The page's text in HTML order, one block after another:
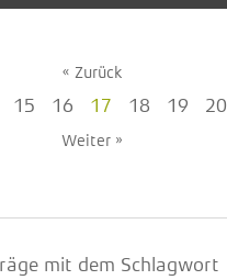
« Zurück
15 16 17 18 19 20
Weiter »
mit dem Schlagwort